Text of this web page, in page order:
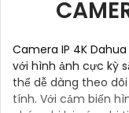
Camera IP 4K
với hình ảnh cực kỳ
thể dễ dàng theo
tính. Với cảm biến